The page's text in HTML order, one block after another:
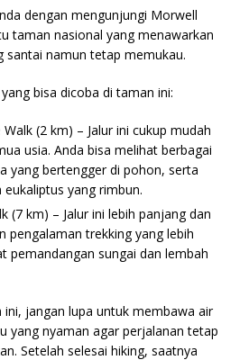
dengan mengunjungi Morwell
taman nasional yang menawarkan
santai namun tetap memukau.
bisa dicoba di taman ini:
(2 km) – Jalur ini cukup mudah
usia. Anda bisa melihat berbagai
yang bertengger di pohon, serta
yang rimbun.
(7 km) – Jalur ini lebih panjang dan
pengalaman trekking yang lebih
pemandangan sungai dan lembah
jangan lupa untuk membawa air
yang nyaman agar perjalanan tetap
Setelah selesai hiking, saatnya